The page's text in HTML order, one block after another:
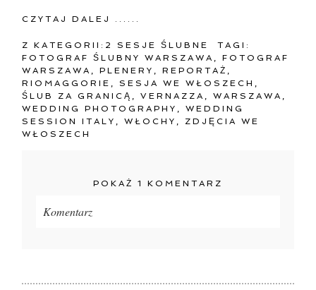
CZYTAJ DALEJ ......
Z KATEGORII: 2 SESJE ŚLUBNE
TAGI:
FOTOGRAF ŚLUBNY WARSZAWA
,FOTOGRAF
WARSZAWA
,PLENERY ,REPORTAŻ
RIOMAGGORIE
SESJA WE WŁOSZECH
ŚLUB ZA GRANICĄ
,VERNAZZA ,WARSZAWA
WEDDING PHOTOGRAPHY
,WEDDING
SESSION ITALY
,WŁOCHY
ZDJĘCIA WE
WŁOSZECH
POKAŻ 1 KOMENTARZ
Komentarz